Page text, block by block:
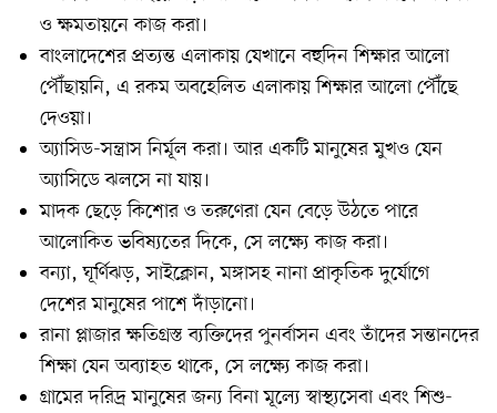
ও ক্ষমতায়নে কাজ করা।
বাংলাদেশের প্রত্যন্ত এলাকায় যেখানে বহুদিন শিক্ষার আলো
পৌঁছায়নি, এ রকম অবহেলিত এলাকায় শিক্ষার আলো পৌঁছে
দেওয়া।
অ্যাসিড-সন্ত্রাস নির্মূল করা। আর একটি মানুষের মুখও যেন
অ্যাসিডে ঝলসে না যায়।
মাদক ছেড়ে কিশোর ও তরুণেরা যেন বেড়ে উঠতে পারে
আলোকিত ভবিষ্যতের দিকে, সে লক্ষ্যে কাজ করা।
বন্যা, ঘূর্ণিঝড়, সাইক্লোন, মঙ্গাসহ নানা প্রাকৃতিক দুর্যোগে
দেশের মানুষের পাশে দাঁড়ানো।
রানা প্লাজার ক্ষতিগ্রস্ত ব্যক্তিদের পুনর্বাসন এবং তাঁদের সন্তানদের
শিক্ষা যেন অব্যাহত থাকে, সে লক্ষ্যে কাজ করা।
গ্রামের দরিদ্র মানুষের জন্য বিনা মূল্যে স্বাস্থ্যসেবা এবং শিশু-